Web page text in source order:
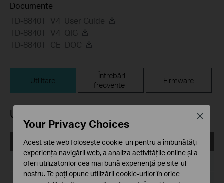
Documente
TD-8840T_V4_User Guide
TD-8840T_V4_QIG
TD-8840T_CE_DOC
Utilitare
Întrebări
frecvente
Firmware
Utilitare
TD-8840T_V4_Easy Setup Assistant
Data publicării:2012-08-09
Your Privacy Choices
Acest site web folosește cookie-uri pentru a îmbunătăți
experiența navigării web, a analiza activitățile online și a
oferi utilizatorilor cea mai bună experiență pe site-ul
nostru. Te poți opune utilizării cookie-urilor în orice
Close